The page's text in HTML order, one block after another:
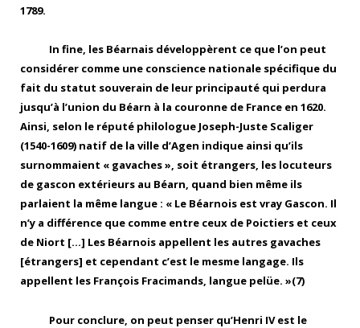
1789.
In fine, les Béarnais développèrent ce que l’on peut
considérer comme une conscience nationale spécifique du
fait du statut souverain de leur principauté qui perdura
jusqu’à l’union du Béarn à la couronne de France en 1620.
Ainsi, selon le réputé philologue Joseph-Juste Scaliger
(1540-1609) natif de la ville d’Agen indique ainsi qu’ils
surnommaient « gavaches », soit étrangers, les locuteurs
de gascon extérieurs au Béarn, quand bien même ils
parlaient la même langue : « Le Béarnois est vray Gascon. Il
n’y a différence que comme entre ceux de Poictiers et ceux
de Niort […] Les Béarnois appellent les autres gavaches
[étrangers] et cependant c’est le mesme langage. Ils
appellent les François Fracimands, langue pelüe. »(7)
Pour conclure, on peut penser qu’Henri IV est le